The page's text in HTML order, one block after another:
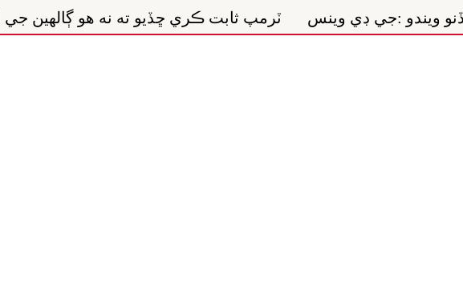
ٽرمپ ثابت ڪري ڇڏيو ته نه هو ڳالهين جي اصولن جو